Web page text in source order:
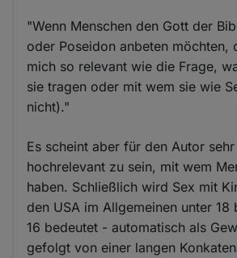
"Wenn Menschen den Gott der
oder Poseidon anbeten möchten,
mich so relevant wie die Frage,
sie tragen oder mit wem sie wie
nicht)."
Es scheint aber für den Autor
hochrelevant zu sein, mit wem
haben. Schließlich wird Sex mit
den USA im Allgemeinen unter
16 bedeutet - automatisch als
gefolgt von einer langen